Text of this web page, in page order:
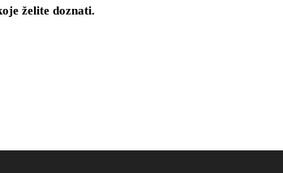
želite doznati.